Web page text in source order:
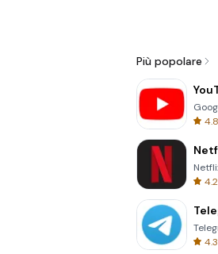
Più popolare
4.8
4.2
4.3